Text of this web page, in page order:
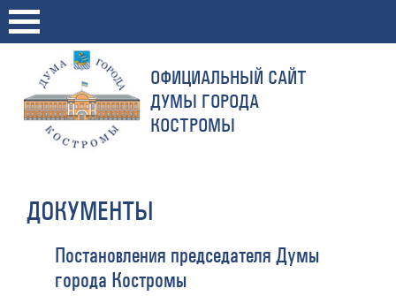
ОФИЦИАЛЬНЫЙ САЙТ
ДУМЫ ГОРОДА
КОСТРОМЫ
ДОКУМЕНТЫ
Постановления председателя Думы
города Костромы